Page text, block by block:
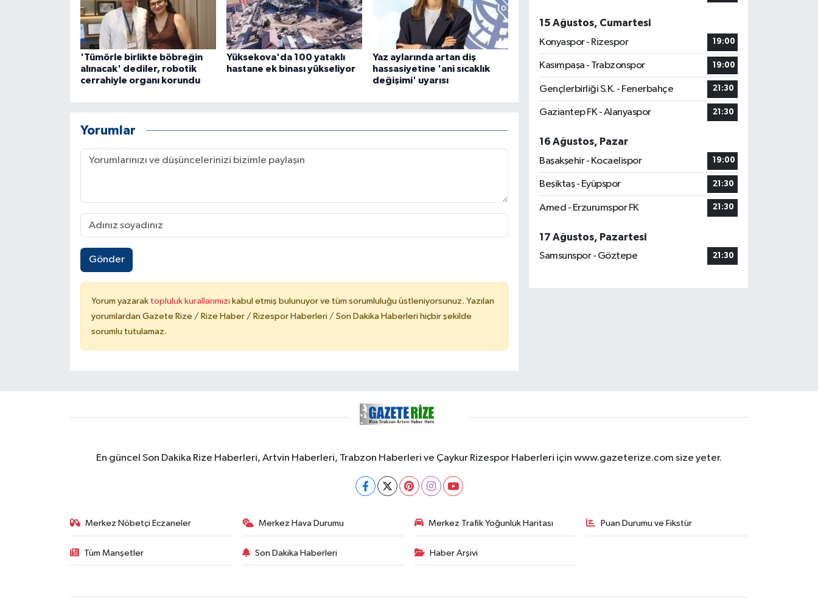
'Tümörle birlikte böbreğin
alınacak' dediler, robotik
cerrahiyle organı korundu
Yüksekova'da 100 yataklı
hastane ek binası yükseliyor
Yaz aylarında artan diş
hassasiyetine 'ani sıcaklık
değişimi' uyarısı
Yorumlar
Gönder
Yorum yazarak topluluk kurallarımızı kabul etmiş bulunuyor ve tüm sorumluluğu üstleniyorsunuz. Yazılan
yorumlardan Gazete Rize / Rize Haber / Rizespor Haberleri / Son Dakika Haberleri hiçbir şekilde
sorumlu tutulamaz.
15 Ağustos, Cumartesi
Konyaspor - Rizespor
19:00
Kasımpaşa - Trabzonspor 19:00
Gençlerbirliği S.K. - Fenerbahçe 21:30
Gaziantep FK - Alanyaspor 21:30
16 Ağustos, Pazar
Başakşehir - Kocaelispor
19:00
Beşiktaş - Eyüpspor 21:30
Amed - Erzurumspor FK 21:30
17 Ağustos, Pazartesi
Samsunspor - Göztepe
21:30
En güncel Son Dakika Rize Haberleri, Artvin Haberleri, Trabzon Haberleri ve Çaykur Rizespor Haberleri için www.gazeterize.com size yeter.
Merkez Nöbetçi Eczaneler Merkez Hava Durumu Merkez Trafik Yoğunluk Haritası Puan Durumu ve Fikstür
Tüm Manşetler Son Dakika Haberleri Haber Arşivi